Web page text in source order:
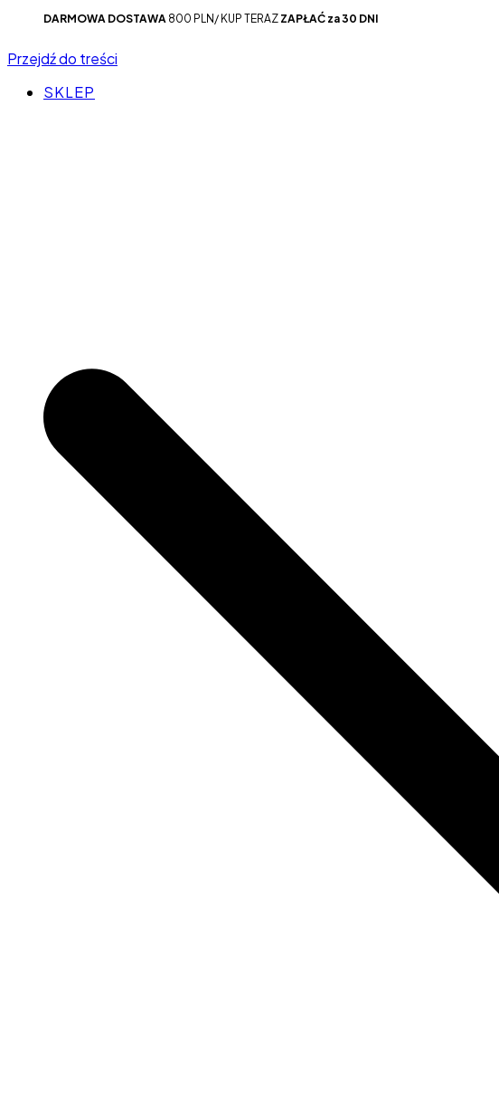
DARMOWA DOSTAWA 800 PLN/ KUP TERAZ ZAPŁAĆ za 30 DNI
Przejdź do treści
SKLEP